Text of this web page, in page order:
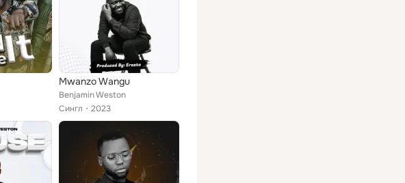
Mwanzo Wangu
Benjamin Weston
Сингл
2023